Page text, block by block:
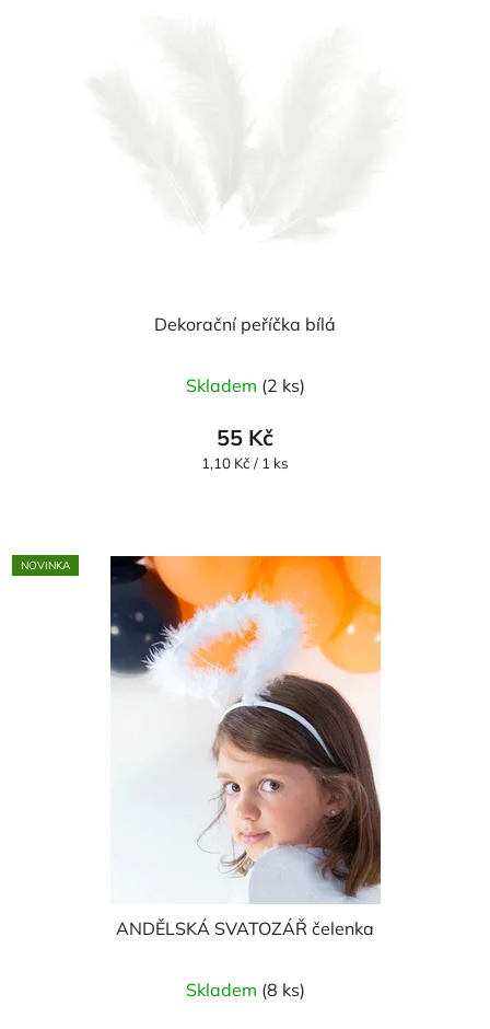
Dekorační peříčka bílá
Skladem (2 ks)
55 Kč
Měrná
1,10 Kč / 1 ks
NOVINKA
ANDĚLSKÁ SVATOZÁŘ čelenka
Skladem (8 ks)